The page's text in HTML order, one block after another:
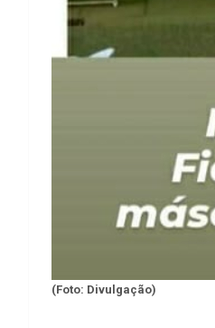
(Foto: Divulgação)